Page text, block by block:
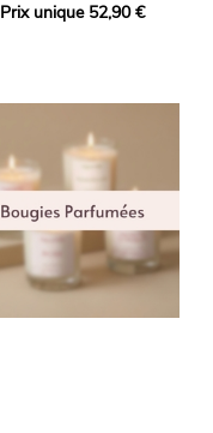
Prix unique 52,90 €